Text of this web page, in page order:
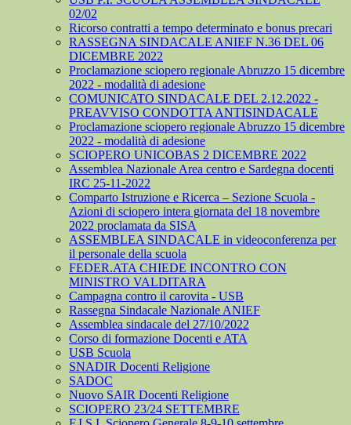
02/02
Ricorso contratti a tempo determinato e bonus precari
RASSEGNA SINDACALE ANIEF N.36 DEL 06
DICEMBRE 2022
Proclamazione sciopero regionale Abruzzo 15 dicembre
2022 - modalità di adesione
COMUNICATO SINDACALE DEL 2.12.2022 -
PREAVVISO CONDOTTA ANTISINDACALE
Proclamazione sciopero regionale Abruzzo 15 dicembre
2022 - modalità di adesione
SCIOPERO UNICOBAS 2 DICEMBRE 2022
Assemblea Nazionale Area centro e Sardegna docenti
IRC 25-11-2022
Comparto Istruzione e Ricerca – Sezione Scuola -
Azioni di sciopero intera giornata del 18 novembre
2022 proclamata da SISA
ASSEMBLEA SINDACALE in videoconferenza per
il personale della scuola
FEDER.ATA CHIEDE INCONTRO CON
MINISTRO VALDITARA
Campagna contro il carovita - USB
Rassegna Sindacale Nazionale ANIEF
Assemblea sindacale del 27/10/2022
Corso di formazione Docenti e ATA
USB Scuola
SNADIR Docenti Religione
SADOC
Nuovo SAIR Docenti Religione
SCIOPERO 23/24 SETTEMBRE